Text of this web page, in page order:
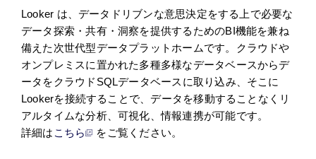
Looker は、データドリブンな意思決定をする上で必要な
データ探索・共有・洞察を提供するためのBI機能を兼ね
備えた次世代型データプラットホームです。クラウドや
オンプレミスに置かれた多種多様なデータベースからデ
ータをクラウドSQLデータベースに取り込み、そこに
Lookerを接続することで、データを移動することなくリ
アルタイムな分析、可視化、情報連携が可能です。
詳細は こちら をご覧ください。